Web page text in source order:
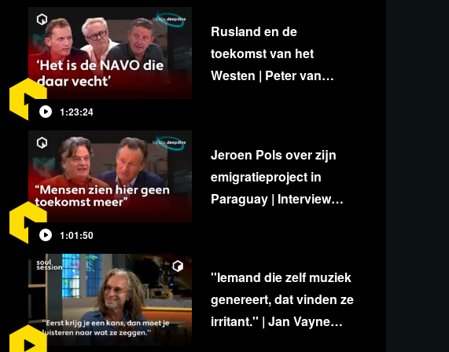
1:23:24
Rusland en de
toekomst van het
Westen | Peter van
1:01:50
Jeroen Pols over zijn
emigratieproject in
Paraguay | Interview
''Iemand die zelf muziek
genereert, dat vinden ze
irritant.'' | Jan Vayne